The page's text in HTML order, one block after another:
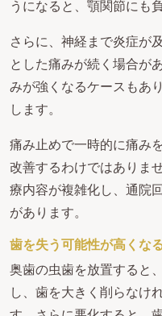
うになると、顎関節にも
さらに、神経まで炎症が
とした痛みが続く場合が
みが強くなるケースもあ
します。
痛み止めで一時的に痛み
改善するわけではありま
療内容が複雑化し、通院
があります。
歯を失う可能性が高くな
奥歯の虫歯を放置すると
し、歯を大きく削らなけ